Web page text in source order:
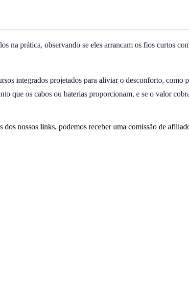
na prática, observando se eles arrancam os fios curtos
integrados projetados para aliviar o desconforto, como
que os cabos ou baterias proporcionam, e se o valor
nossos links, podemos receber uma comissão de